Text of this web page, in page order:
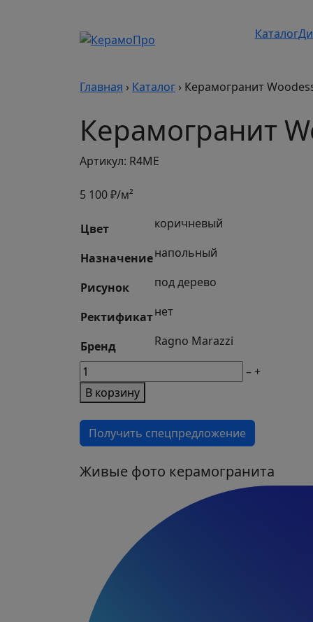
Каталог
Главная › Каталог › Керамогранит
Керамогранит
Артикул: R4ME
5 100₽/м²
Цвет коричневый
Назначениенапольный
Рисунок под дерево
Ректификатнет
Бренд
Ragno Marazzi
М2
товара
Керамогранит
Woodessence
Brown
– +
В корзину
Получить спецпредложение
Живые фото керамогранита